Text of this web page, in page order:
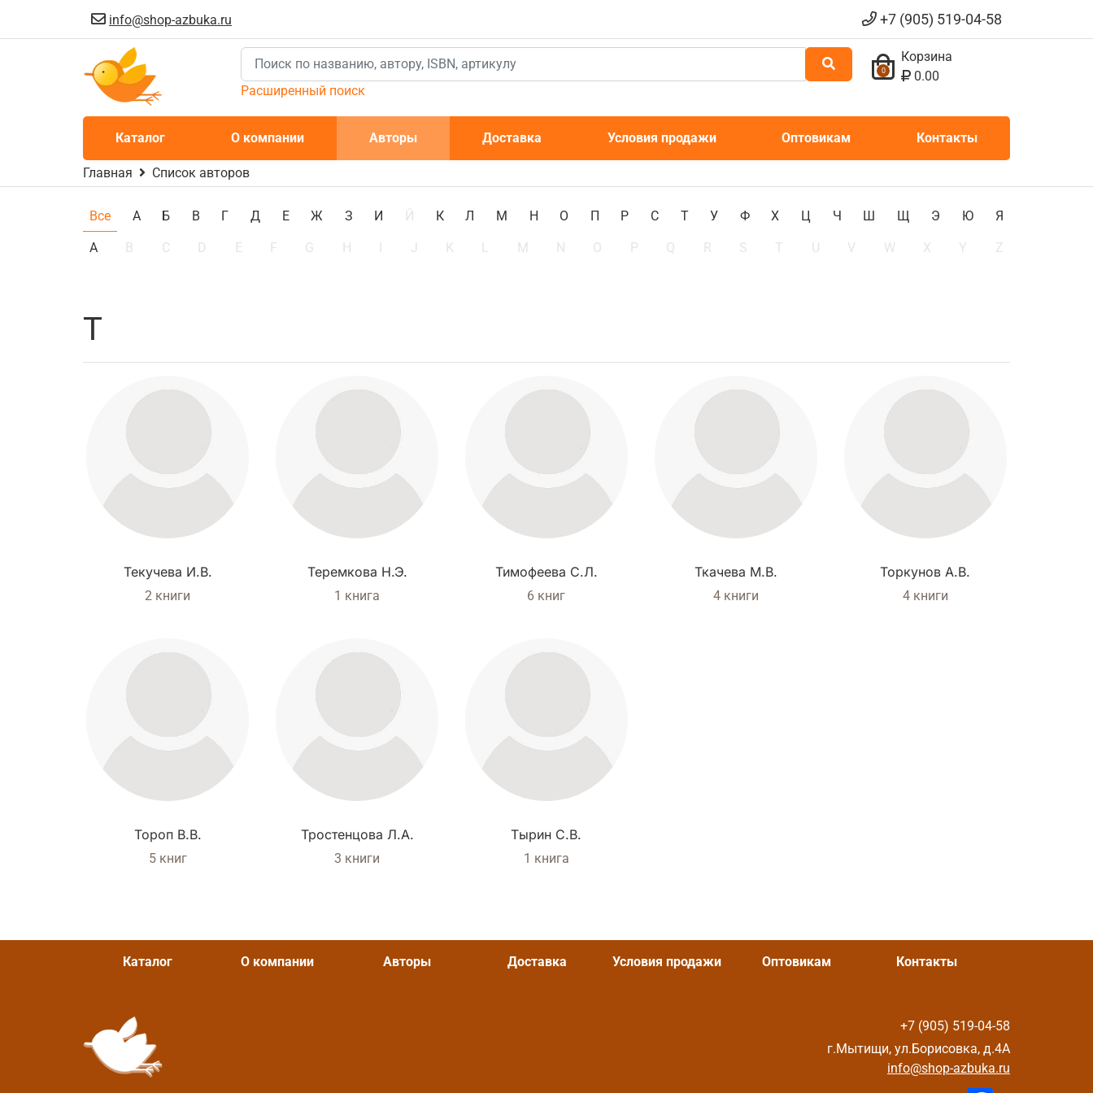
info@shop-azbuka.ru +7 (905) 519-04-58
Расширенный поиск
0
Корзина
0.00
Каталог О компании Авторы Доставка Условия продажи Оптовикам Контакты
Главная Список авторов
Все А Б В Г Д Е Ж З И Й К Л М Н О П Р С Т У Ф Х Ц Ч Ш Щ Э Ю Я
А B C D E F G H I J K L M N O P Q R S T U V W X Y Z
Т
Текучева И.В.
2 книги
Теремкова Н.Э.
1 книга
Тимофеева С.Л.
6 книг
Ткачева М.В.
4 книги
Торкунов А.В.
4 книги
Тороп В.В.
5 книг
Тростенцова Л.А.
3 книги
Тырин С.В.
1 книга
Каталог О компании Авторы Доставка Условия продажи Оптовикам Контакты
+7 (905) 519-04-58
г.Мытищи, ул.Борисовка, д.4А
info@shop-azbuka.ru